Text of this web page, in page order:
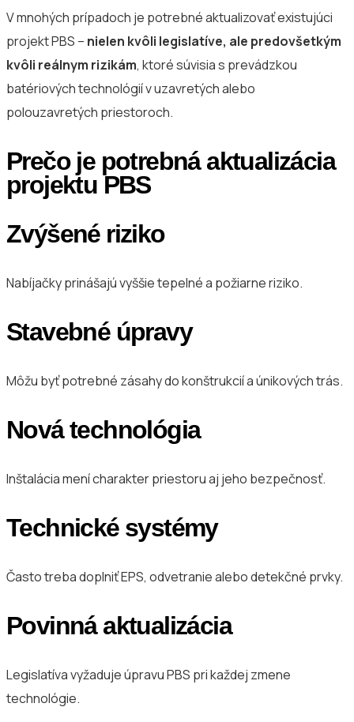
V mnohých prípadoch je potrebné aktualizovať existujúci
projekt PBS – nielen kvôli legislatíve, ale predovšetkým
kvôli reálnym rizikám, ktoré súvisia s prevádzkou
batériových technológií v uzavretých alebo
polouzavretých priestoroch.
Prečo je potrebná aktualizácia
projektu PBS
Zvýšené riziko
Nabíjačky prinášajú vyššie tepelné a požiarne riziko.
Stavebné úpravy
Môžu byť potrebné zásahy do konštrukcií a únikových trás.
Nová technológia
Inštalácia mení charakter priestoru aj jeho bezpečnosť.
Technické systémy
Často treba doplniť EPS, odvetranie alebo detekčné prvky.
Povinná aktualizácia
Legislatíva vyžaduje úpravu PBS pri každej zmene
technológie.